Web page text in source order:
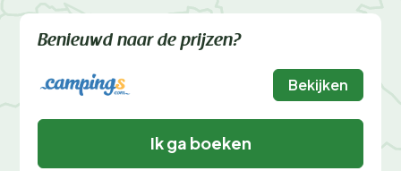
Benieuwd naar de prijzen?
Bekijken
Ik ga boeken